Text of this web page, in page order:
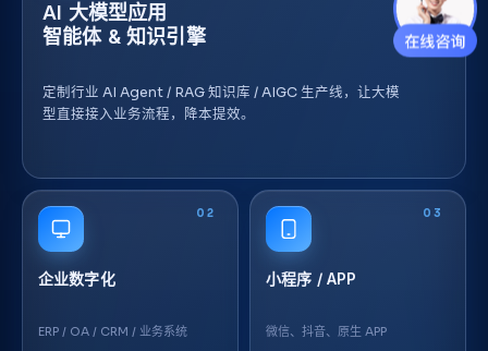
AI 大模型应用
智能体 & 知识引擎
定制行业 AI Agent / RAG 知识库 / AIGC 生产线，让大模
型直接接入业务流程，降本提效。
02
企业数字化
ERP / OA / CRM / 业务系统
03
小程序 / APP
微信、抖音、原生 APP